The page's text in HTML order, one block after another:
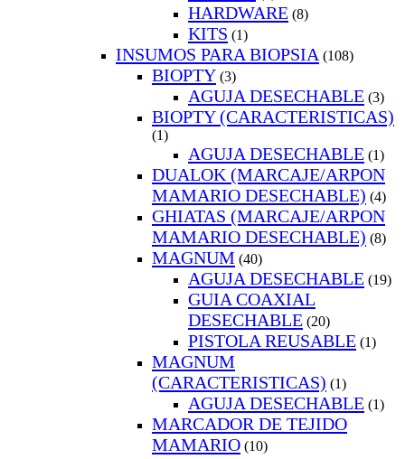
HARDWARE (8)
KITS (1)
INSUMOS PARA BIOPSIA (108)
BIOPTY (3)
AGUJA DESECHABLE (3)
BIOPTY (CARACTERISTICAS)
(1)
AGUJA DESECHABLE (1)
DUALOK (MARCAJE/ARPON
MAMARIO DESECHABLE) (4)
GHIATAS (MARCAJE/ARPON
MAMARIO DESECHABLE) (8)
MAGNUM (40)
AGUJA DESECHABLE (19)
GUIA COAXIAL
DESECHABLE (20)
PISTOLA REUSABLE (1)
MAGNUM
(CARACTERISTICAS) (1)
AGUJA DESECHABLE (1)
MARCADOR DE TEJIDO
MAMARIO (10)